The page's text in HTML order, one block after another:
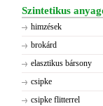
Szintetikus
himzések
brokárd
elasztikus bársony
csipke
csipke flitterrel